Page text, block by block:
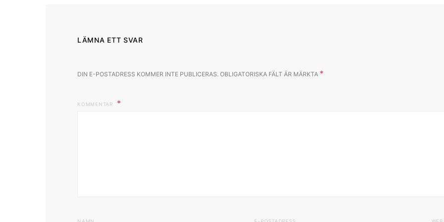
LÄMNA ETT SVAR
DIN E-POSTADRESS KOMMER INTE PUBLICERAS. OBLIGATORISKA FÄLT ÄR MÄRKTA *
KOMMENTAR